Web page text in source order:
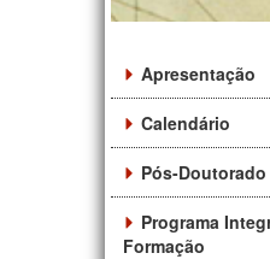
Apresentação
Calendário
Pós-Doutorado
Programa
Formação